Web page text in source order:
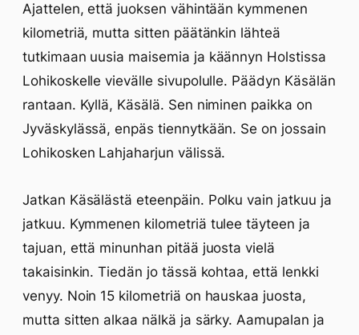
Ajattelen, että juoksen vähintään kymmenen
kilometriä, mutta sitten päätänkin lähteä
tutkimaan uusia maisemia ja käännyn Holstissa
Lohikoskelle vievälle sivupolulle. Päädyn Käsälän
rantaan. Kyllä, Käsälä. Sen niminen paikka on
Jyväskylässä, enpäs tiennytkään. Se on jossain
Lohikosken Lahjaharjun välissä.
Jatkan Käsälästä eteenpäin. Polku vain jatkuu ja
jatkuu. Kymmenen kilometriä tulee täyteen ja
tajuan, että minunhan pitää juosta vielä
takaisinkin. Tiedän jo tässä kohtaa, että lenkki
venyy. Noin 15 kilometriä on hauskaa juosta,
mutta sitten alkaa nälkä ja särky. Aamupalan ja